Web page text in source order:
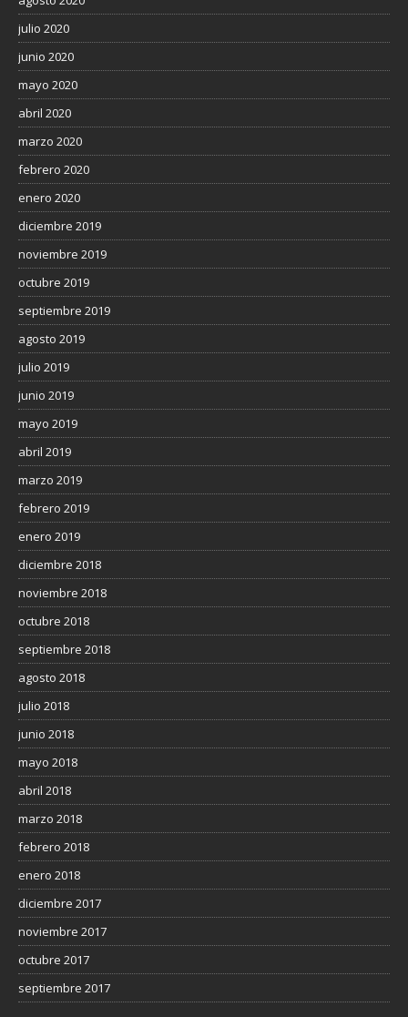
julio 2020
junio 2020
mayo 2020
abril 2020
marzo 2020
febrero 2020
enero 2020
diciembre 2019
noviembre 2019
octubre 2019
septiembre 2019
agosto 2019
julio 2019
junio 2019
mayo 2019
abril 2019
marzo 2019
febrero 2019
enero 2019
diciembre 2018
noviembre 2018
octubre 2018
septiembre 2018
agosto 2018
julio 2018
junio 2018
mayo 2018
abril 2018
marzo 2018
febrero 2018
enero 2018
diciembre 2017
noviembre 2017
octubre 2017
septiembre 2017